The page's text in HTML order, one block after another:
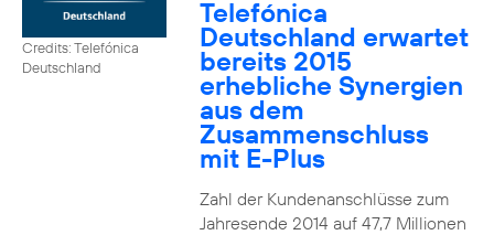
Credits: Telefónica
Deutschland
Telefónica
Deutschland erwartet
bereits 2015
erhebliche Synergien
aus dem
Zusammenschluss
mit E-Plus
Zahl der Kundenanschlüsse zum
Jahresende 2014 auf 47,7 Millionen